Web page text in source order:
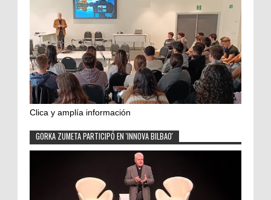
Clica y amplía información
GORKA ZUMETA PARTICIPÓ EN 'INNOVA BILBAO'